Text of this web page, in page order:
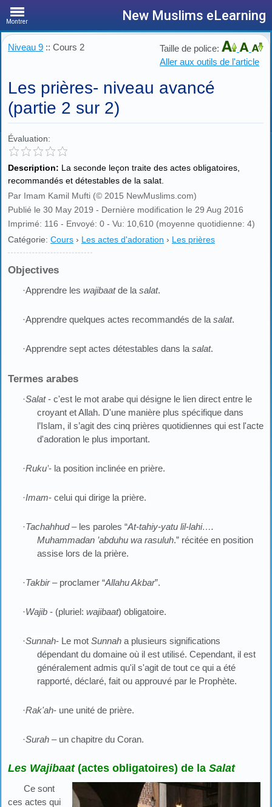
Montrer New Muslims eLearning
Niveau 9 :: Cours 2
Taille de police:
Aller aux outils de l'article
Les prières- niveau avancé
(partie 2 sur 2)
Évaluation:
Description: La seconde leçon traite des actes obligatoires,
recommandés et détestables de la salat.
Par Imam Kamil Mufti (© 2015 NewMuslims.com)
Publié le 30 May 2019 - Dernière modification le 29 Aug 2016
Imprimé: 116 - Envoyé: 0 - Vu: 10,610 (moyenne quotidienne: 4)
Catégorie: Cours › Les actes d'adoration › Les prières
Objectives
·Apprendre les wajibaatde la salat.
·Apprendre quelques actes recommandés de la salat.
·Apprendre sept actes détestables dans la salat.
Termes arabes
·Salat- c'est le mot arabe qui désigne le lien direct entre le
croyant et Allah. D'une manière plus spécifique dans
l’Islam, il s’agit des cinq prières quotidiennes qui est l'acte
d'adoration le plus important.
·Ruku’- la position inclinée en prière.
·Imam- celui qui dirige la prière.
·Tachahhud– les paroles “At-tahiy-yatu lil-lahi….
Muhammadan ’abduhu wa rasuluh.” récitée en position
assise lors de la prière.
·Takbir– proclamer “Allahu Akbar”.
·Wajib - (pluriel: wajibaat) obligatoire.
·Sunnah- Le mot Sunnah a plusieurs significations
dépendant du domaine où il est utilisé. Cependant, il est
généralement admis qu'il s'agit de tout ce qui a été
rapporté, déclaré, fait ou approuvé par le Prophète.
·Rak'ah- une unité de prière.
·Surah – un chapitre du Coran.
Les Wajibaat (actes obligatoires) de la Salat
Ce sont
ces actes qui